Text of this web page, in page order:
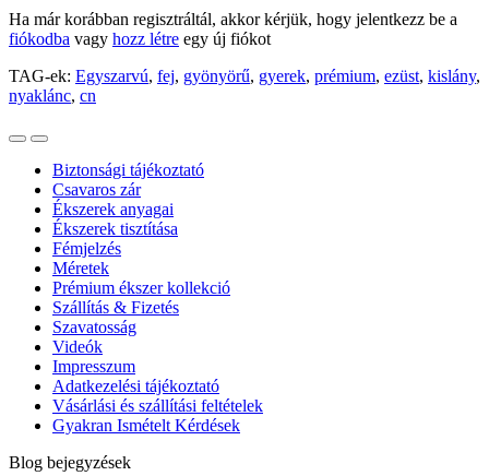
Ha már korábban regisztráltál, akkor kérjük, hogy jelentkezz be a
fiókodba vagy hozz létre egy új fiókot
TAG-ek: Egyszarvú, fej, gyönyörű, gyerek, prémium, ezüst, kislány,
nyaklánc, cn
Biztonsági tájékoztató
Csavaros zár
Ékszerek anyagai
Ékszerek tisztítása
Fémjelzés
Méretek
Prémium ékszer kollekció
Szállítás & Fizetés
Szavatosság
Videók
Impresszum
Adatkezelési tájékoztató
Vásárlási és szállítási feltételek
Gyakran Ismételt Kérdések
Blog bejegyzések